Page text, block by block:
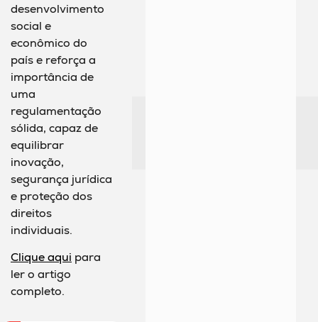
desenvolvimento
social e
econômico do
país e reforça a
importância de
uma
regulamentação
sólida, capaz de
equilibrar
inovação,
segurança jurídica
e proteção dos
direitos
individuais.
Cliqueaqui para
ler o artigo
completo.